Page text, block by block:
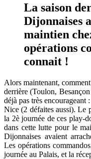
La saison
Dijonnaises
maintien
opérations
connait !
Alors maintenant,
derrière (Toulon,
déjà pas très
Nice (2 défaites aussi). Le
la 2è journée de ces play-
dans cette lutte pour le
Dijonnaises avaient
Les opérations
journée au Palais, et la